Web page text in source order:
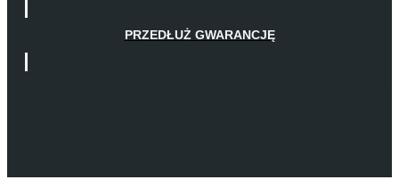
PRZEDŁUŻ GWARANCJĘ